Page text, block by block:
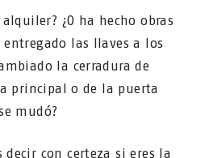
¿O ha hecho obras
las llaves a los
la cerradura de
principal o de la puerta
mudó?
decir con certeza si eres la